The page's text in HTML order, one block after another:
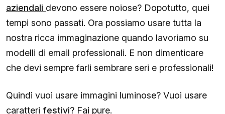
aziendali devono essere noiose? Dopotutto, quei
tempi sono passati. Ora possiamo usare tutta la
nostra ricca immaginazione quando lavoriamo su
modelli di email professionali. E non dimenticare
che devi sempre farli sembrare seri e professionali!
Quindi vuoi usare immagini luminose? Vuoi usare
caratteri festivi? Fai pure.